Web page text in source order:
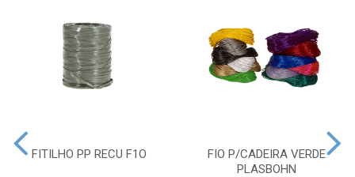
FITILHO PP RECU F1O
FIO P/CADEIRA VERDE
PLASBOHN